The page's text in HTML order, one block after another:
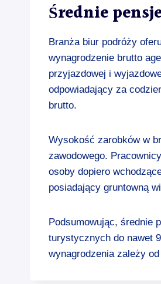
Średnie
Branża biur podróży
wynagrodzenie brutto
przyjazdowej i
odpowiadający za
brutto.
Wysokość zarobków w
zawodowego.
osoby dopiero
posiadający gruntowną
Podsumowując, średnie
turystycznych do nawet
wynagrodzenia zależy